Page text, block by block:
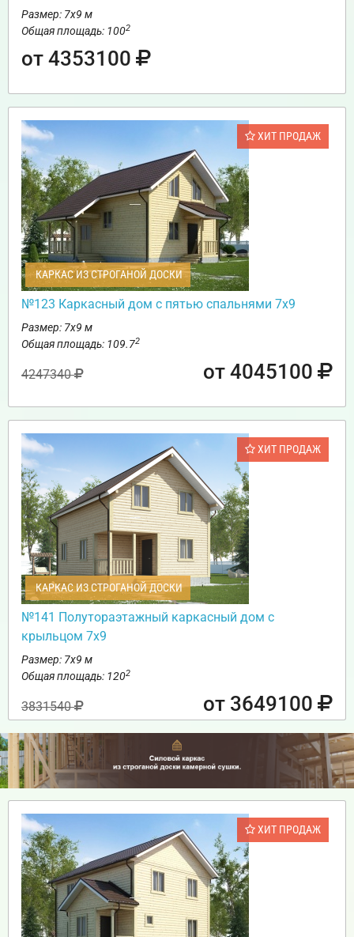
Размер: 7х9 м
Общая площадь: 1002
от 4353100
ХИТ ПРОДАЖ
КАРКАС ИЗ СТРОГАНОЙ ДОСКИ
№123 Каркасный дом с пятью спальнями 7х9
Размер: 7х9 м
Общая площадь: 109.72
4247340 от 4045100
ХИТ ПРОДАЖ
КАРКАС ИЗ СТРОГАНОЙ ДОСКИ
№141 Полутораэтажный каркасный дом с
крыльцом 7х9
Размер: 7х9 м
Общая площадь: 1202
3831540 от 3649100
ХИТ ПРОДАЖ